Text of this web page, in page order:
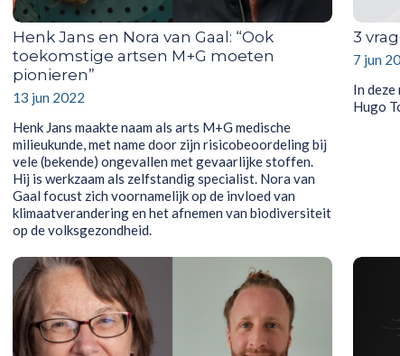
Henk Jans en Nora van Gaal: “Ook
toekomstige artsen M+G moeten
pionieren”
13 jun 2022
Henk Jans maakte naam als arts M+G medische
milieukunde, met name door zijn risicobeoordeling bij
vele (bekende) ongevallen met gevaarlijke stoffen.
Hij is werkzaam als zelfstandig specialist. Nora van
Gaal focust zich voornamelijk op de invloed van
klimaatverandering en het afnemen van biodiversiteit
op de volksgezondheid.
3
7 jun
In
Hugo